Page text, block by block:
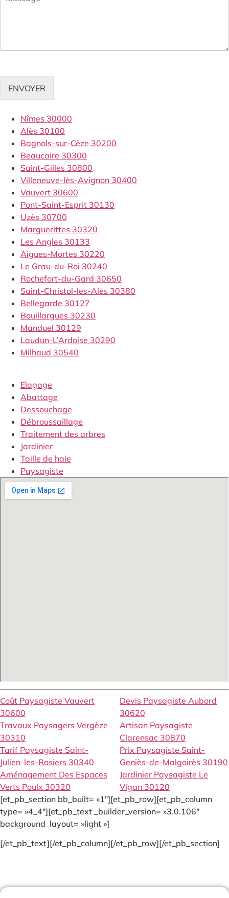
ENVOYER
Nîmes 30000
Alès 30100
Bagnols-sur-Cèze 30200
Beaucaire 30300
Saint-Gilles 30800
Villeneuve-lès-Avignon 30400
Vauvert 30600
Pont-Saint-Esprit 30130
Uzès 30700
Marguerittes 30320
Les Angles 30133
Aigues-Mortes 30220
Le Grau-du-Roi 30240
Rochefort-du-Gard 30650
Saint-Christol-les-Alès 30380
Bellegarde 30127
Bouillargues 30230
Manduel 30129
Laudun-L’Ardoise 30290
Milhaud 30540
Elagage
Abattage
Dessouchage
Débroussaillage
Traitement des arbres
Jardinier
Taille de haie
Paysagiste
Coût Paysagiste Vauvert
30600
Travaux Paysagers Vergèze
30310
Tarif Paysagiste Saint-
Julien-les-Rosiers 30340
Aménagement Des Espaces
Verts Poulx 30320
Devis Paysagiste Aubord
30620
Artisan Paysagiste
Clarensac 30870
Prix Paysagiste Saint-
Geniès-de-Malgoirès 30190
Jardinier Paysagiste Le
Vigan 30120
[et_pb_section bb_built= »1″][et_pb_row][et_pb_column
type= »4_4″][et_pb_text _builder_version= »3.0.106″
background_layout= »light »]
[/et_pb_text][/et_pb_column][/et_pb_row][/et_pb_section]